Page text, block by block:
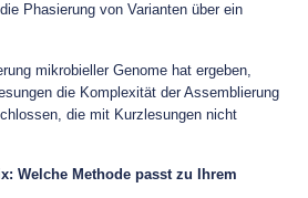
Phasierung von Varianten über ein
mikrobieller Genome hat ergeben,
die Komplexität der Assemblierung
die mit Kurzlesungen nicht
Welche Methode passt zu Ihrem